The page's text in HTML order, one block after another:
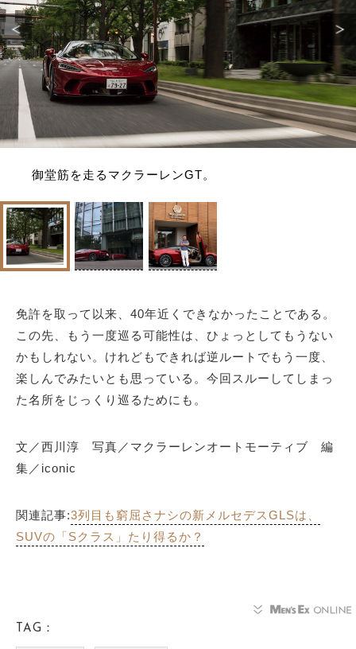
御堂筋を走るマクラーレンGT。
免許を取って以来、40年近くできなかったことである。
この先、もう一度巡る可能性は、ひょっとしてもうない
かもしれない。けれどもできれば逆ルートでもう一度、
楽しんでみたいとも思っている。今回スルーしてしまっ
た名所をじっくり巡るためにも。
文／西川淳 写真／マクラーレンオートモーティブ 編
集／iconic
関連記事:3列目も窮屈さナシの新メルセデスGLSは、
SUVの「Sクラス」たり得るか？
TAG：